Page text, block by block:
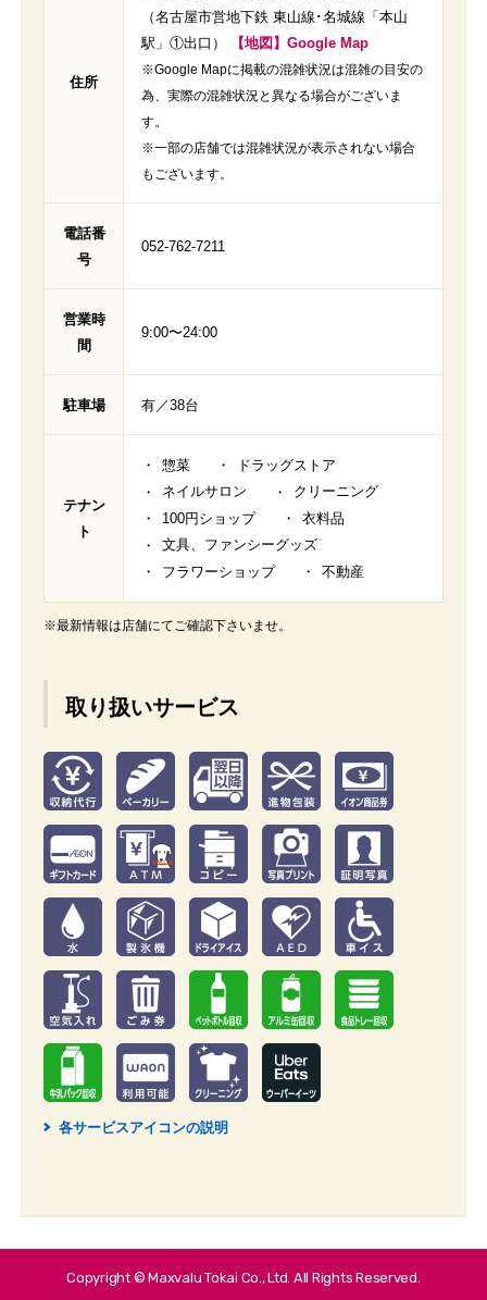
住所
（名古屋市営地下鉄 東山線･名城線「本山
駅」①出口）
【地図】Google Map
※Google Mapに掲載の混雑状況は混雑の目安の
為、実際の混雑状況と異なる場合がございま
す。
※一部の店舗では混雑状況が表示されない場合
もございます。
電話番
号
052-762-7211
営業時
間
9:00〜24:00
駐車場 有／38台
テナン
ト
惣菜
ドラッグストア
ネイルサロン
クリーニング
100円ショップ
衣料品
文具、ファンシーグッズ
フラワーショップ
不動産
※最新情報は店舗にてご確認下さいませ。
取り扱いサービス
2 各サービスアイコンの説明
Copyright © Maxvalu Tokai Co., Ltd. All Rights Reserved.